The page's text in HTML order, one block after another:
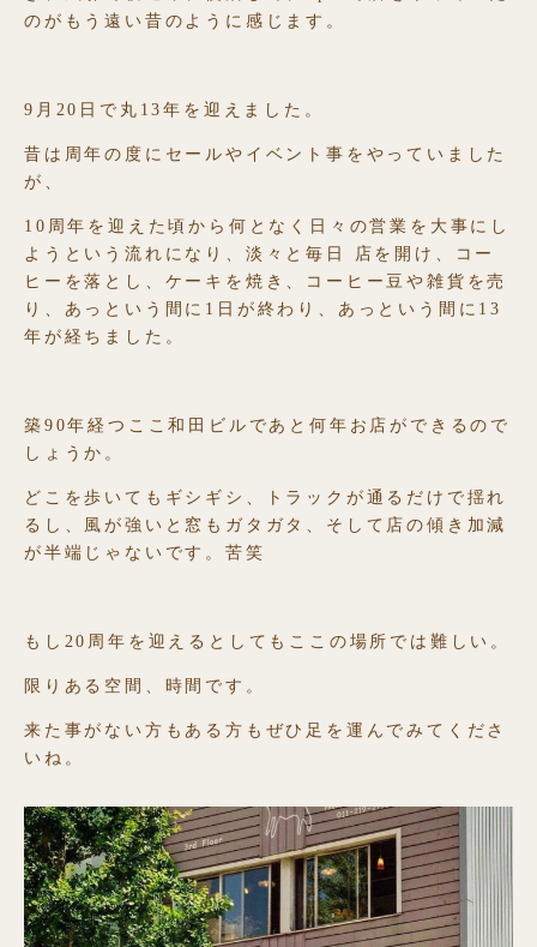
のがもう遠い昔のように感じます。
9月20日で丸13年を迎えました。
昔は周年の度にセールやイベント事をやっていました
が、
10周年を迎えた頃から何となく日々の営業を大事にし
ようという流れになり、淡々と毎日 店を開け、コー
ヒーを落とし、ケーキを焼き、コーヒー豆や雑貨を売
り、あっという間に1日が終わり、あっという間に13
年が経ちました。
築90年経つここ和田ビルであと何年お店ができるので
しょうか。
どこを歩いてもギシギシ、トラックが通るだけで揺れ
るし、風が強いと窓もガタガタ、そして店の傾き加減
が半端じゃないです。苦笑
もし20周年を迎えるとしてもここの場所では難しい。
限りある空間、時間です。
来た事がない方もある方もぜひ足を運んでみてくださ
いね。